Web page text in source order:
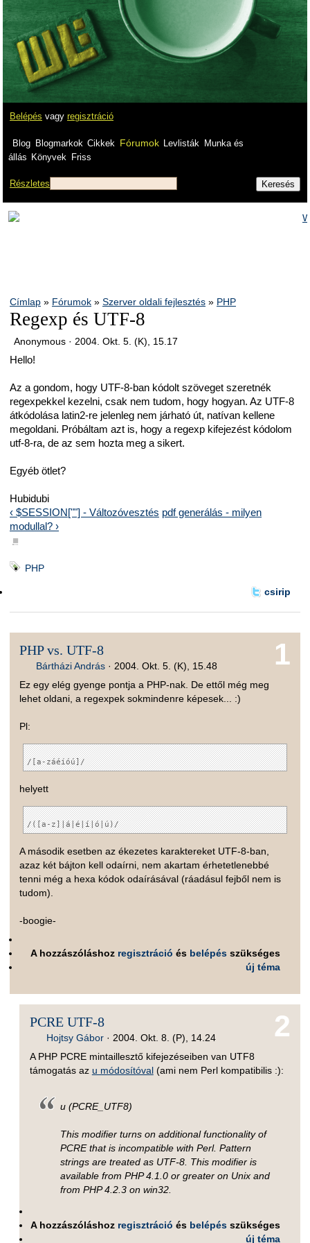
Belépés vagy regisztráció
Blog Blogmarkok Cikkek Fórumok Levlisták
Munka és
állás Könyvek Friss
Részletes
Címlap » Fórumok » Szerver oldali fejlesztés » PHP
Regexp és UTF-8
Anonymous · 2004. Okt. 5. (K), 15.17
Hello!
Az a gondom, hogy UTF-8-ban kódolt szöveget szeretnék
regexpekkel kezelni, csak nem tudom, hogy hogyan. Az UTF-8
átkódolása latin2-re jelenleg nem járható út, natívan kellene
megoldani. Próbáltam azt is, hogy a regexp kifejezést kódolom
utf-8-ra, de az sem hozta meg a sikert.
Egyéb ötlet?
Hubidubi
‹ $SESSION[""] - Változóvesztés pdf generálás - milyen
modullal? ›
■
PHP
csirip
1
PHP vs. UTF-8
Bártházi András · 2004. Okt. 5. (K), 15.48
Ez egy elég gyenge pontja a PHP-nak. De ettől még meg
lehet oldani, a regexpek sokmindenre képesek... :)
Pl:
/[a-záéíóú]/
helyett
/([a-z]|á|é|í|ó|ú)/
A második esetben az ékezetes karaktereket UTF-8-ban,
azaz két bájton kell odaírni, nem akartam érhetetlenebbé
tenni még a hexa kódok odaírásával (ráadásul fejből nem is
tudom).
-boogie-
A hozzászóláshoz regisztráció és belépés szükséges
új téma
2
PCRE UTF-8
Hojtsy Gábor· 2004. Okt. 8. (P), 14.24
A PHP PCRE mintaillesztő kifejezéseiben van UTF8
támogatás az u módosítóval(ami nem Perl kompatibilis :):
u (PCRE_UTF8)
This modifier turns on additional functionality of
PCRE that is incompatible with Perl. Pattern
strings are treated as UTF-8. This modifier is
available from PHP 4.1.0 or greater on Unix and
from PHP 4.2.3 on win32.
A hozzászóláshoz regisztráció és belépés szükséges
új téma